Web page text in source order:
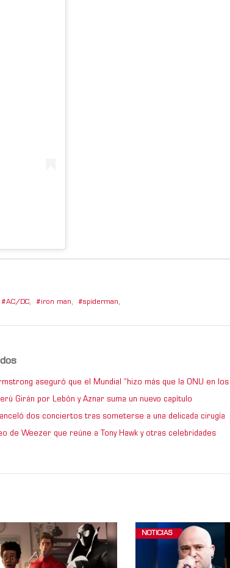
AC/DC, iron man, spiderman,
aseguró que el Mundial “hizo más que la ONU en los
Girán por Lebón y Aznar suma un nuevo capítulo
dos conciertos tras someterse a una delicada cirugía
de Weezer que reúne a Tony Hawk y otras celebridades
NOTICIAS